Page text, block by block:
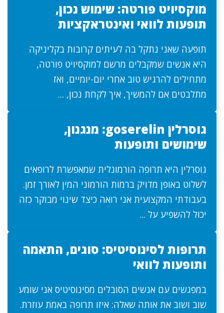
מוקסיויט פורטה: שימוש נכון,
תופעות לוואי ואינטראקציות
תופעה שאני נתקל בה לעיתים קרובות בקליניקה
היא אנשים שמקבלים מרשם למוקסיויט פורטה,
מתחילים להרגיש טוב אחרי יום-יומיים, ואז
מתלבטים אם להמשיך, איך לקחת נכון, ...
גוסרלין goserelin: מנגנון,
שימושים ותופעות
גוסרלין היא תרופה הורמונלית שמאפשרת לרופאים
לשלוט באופן מדויק ברמות הורמוני המין לאורך זמן.
בעבודתי המקצועית אני רואה כיצד שינוי מבוקר כזה
יכול להשפיע על ...
תרופות לסינוסיטיס: סוגים, התאמה
ותופעות לוואי
במפגשים עם אנשים הסובלים מסינוסיטיס אני שומע
שוב ושוב את אותה שאלה: איזו תרופה באמת עוזרת.